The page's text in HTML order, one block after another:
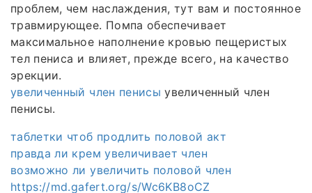
проблем, чем наслаждения, тут вам и постоянное
травмирующее. Помпа обеспечивает
максимальное наполнение кровью пещеристых
тел пениса и влияет, прежде всего, на качество
эрекции.
увеличенный член пенисы увеличенный член
пенисы.
таблетки чтоб продлить половой акт
правда ли крем увеличивает член
возможно ли увеличить половой член
https://md.gafert.org/s/Wc6KB8oCZ